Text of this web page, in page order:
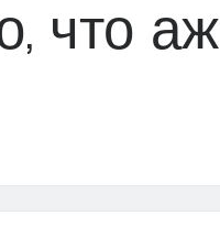
что аж